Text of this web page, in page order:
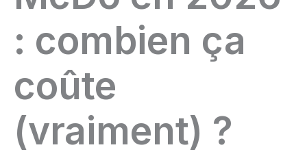
: combien ça
coûte
(vraiment) ?